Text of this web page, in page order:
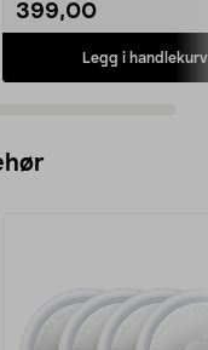
399,00
Legg i handlekurv